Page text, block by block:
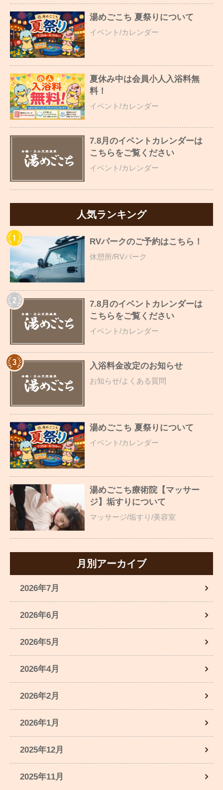
湯めごこち 夏祭りについて
イベント/カレンダー
夏休み中は会員小人入浴料無
料！
イベント/カレンダー
7.8月のイベントカレンダーは
こちらをご覧ください
イベント/カレンダー
人気ランキング
RVパークのご予約はこちら！
休憩所/RVパーク
7.8月のイベントカレンダーは
こちらをご覧ください
イベント/カレンダー
入浴料金改定のお知らせ
お知らせ/よくある質問
湯めごこち 夏祭りについて
イベント/カレンダー
湯めごこち療術院【マッサー
ジ】垢すりについて
マッサージ/垢すり/美容室
月別アーカイブ
2026年7月
2026年6月
2026年5月
2026年4月
2026年2月
2026年1月
2025年12月
2025年11月